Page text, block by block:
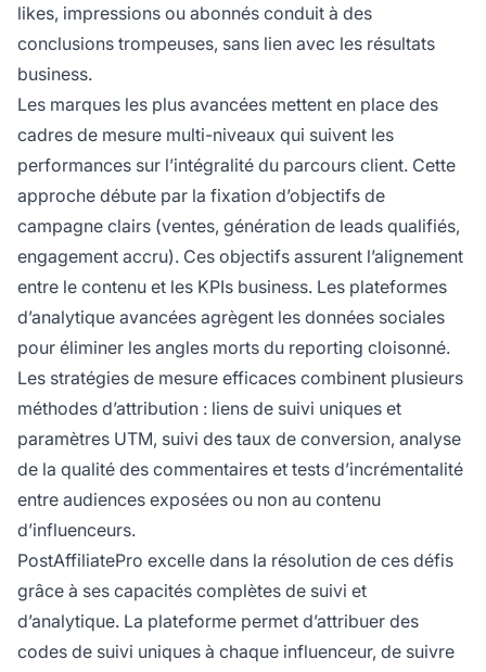
likes, impressions ou abonnés conduit à des
conclusions trompeuses, sans lien avec les résultats
business.
Les marques les plus avancées mettent en place des
cadres de mesure multi-niveaux qui suivent les
performances sur l’intégralité du parcours client. Cette
approche débute par la fixation d’objectifs de
campagne clairs (ventes, génération de leads qualifiés,
engagement accru). Ces objectifs assurent l’alignement
entre le contenu et les KPIs business. Les plateformes
d’analytique avancées agrègent les données sociales
pour éliminer les angles morts du reporting cloisonné.
Les stratégies de mesure efficaces combinent plusieurs
méthodes d’attribution : liens de suivi uniques et
paramètres UTM, suivi des taux de conversion, analyse
de la qualité des commentaires et tests d’incrémentalité
entre audiences exposées ou non au contenu
d’influenceurs.
PostAffiliatePro excelle dans la résolution de ces défis
grâce à ses capacités complètes de suivi et
d’analytique. La plateforme permet d’attribuer des
codes de suivi uniques à chaque influenceur, de suivre